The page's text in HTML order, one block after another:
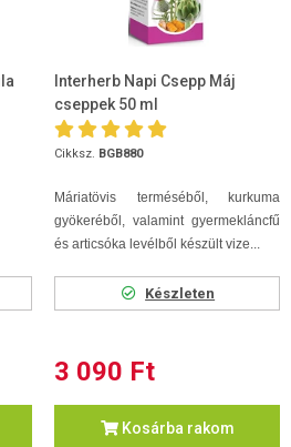
Interherb Napi Csepp Máj
cseppek 50 ml
Cikksz. BGB880
Máriatövis terméséből, kurkuma
gyökeréből, valamint gyermekláncfű
és articsóka levélből készült vize...
Készleten
3 090 Ft
Kosárba rakom